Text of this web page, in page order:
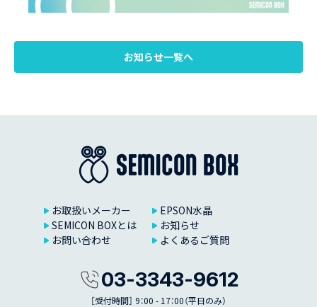
お知らせ一覧へ
お取扱いメーカー
EPSON水晶
SEMICON BOXとは
お知らせ
お問い合わせ
よくあるご質問
03-3343-9612
［受付時間］ 9：00 - 17：00（平日のみ）